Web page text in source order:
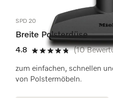
SPD 20
Breite Polsterdüse
4.8
4.8 Sterne von 5
(10
zum einfachen, schnellen
von Polstermöbeln.